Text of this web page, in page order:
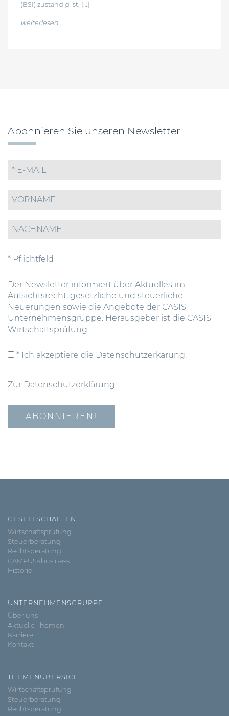
(BSI) zuständig ist, […]
weiterlesen …
Abonnieren Sie unseren Newsletter
* Pflichtfeld
Der Newsletter informiert über Aktuelles im
Aufsichtsrecht, gesetzliche und steuerliche
Neuerungen sowie die Angebote der CASIS
Unternehmensgruppe. Herausgeber ist die CASIS
Wirtschaftsprüfung.
* Ich akzeptiere die Datenschutzerkärung.
Zur Datenschutzerklärung
GESELLSCHAFTEN
Wirtschaftsprüfung
Steuerberatung
Rechtsberatung
CAMPUS4business
Historie
UNTERNEHMENSGRUPPE
Über uns
Aktuelle Themen
Karriere
Kontakt
THEMENÜBERSICHT
Wirtschaftsprüfung
Steuerberatung
Rechtsberatung